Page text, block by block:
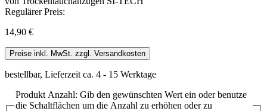
Regulärer Preis:
14,90 €
Preise inkl. MwSt. zzgl. Versandkosten
bestellbar, Lieferzeit ca. 4 - 15 Werktage
Produkt Anzahl: Gib den gewünschten Wert ein oder benutze
die Schaltflächen um die Anzahl zu erhöhen oder zu